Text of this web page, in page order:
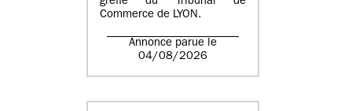
Commerce de LYON.
Annonce parue le
04/08/2026